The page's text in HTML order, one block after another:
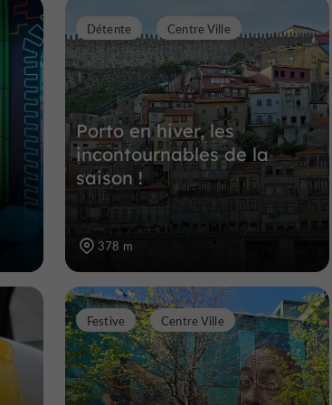
Offices de tourisme dans le centre historique
315 m
Porto en hiver, les
incontournables de la
saison !
Détente Centre Ville
378 m
Festive Centre Ville